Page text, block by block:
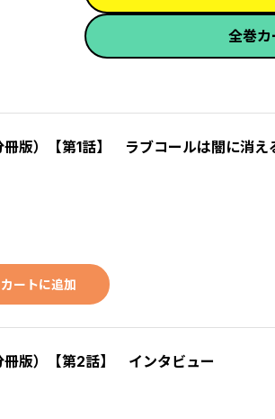
全巻カ
冊版）【第1話】 ラブコールは闇に消え
カートに追加
冊版）【第2話】 インタビュー